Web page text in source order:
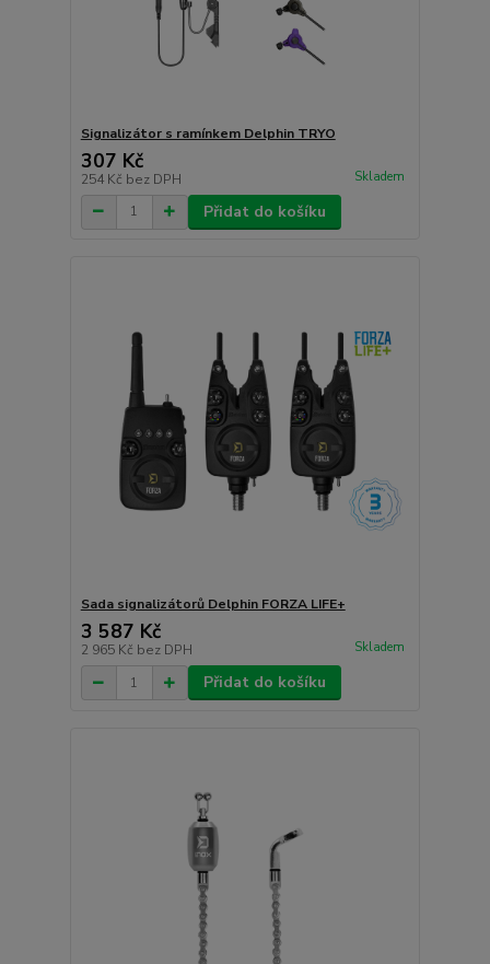
Signalizátor s ramínkem Delphin TRYO
307 Kč
254 Kč bez DPH Skladem
Přidat do košíku
Sada signalizátorů Delphin FORZA LIFE+
3 587 Kč
2 965 Kč bez DPH Skladem
Přidat do košíku